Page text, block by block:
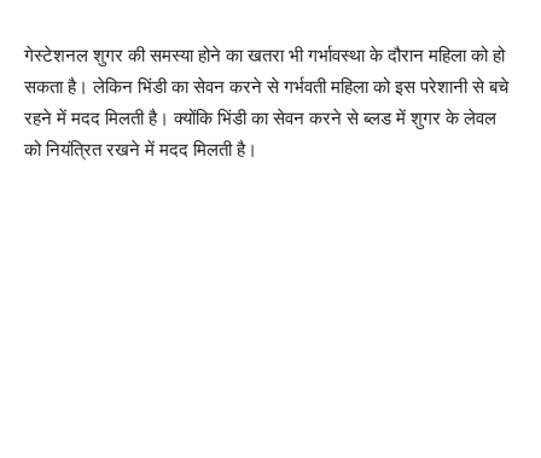
गेस्टेशनल शुगर की समस्या होने का खतरा भी गर्भावस्था के दौरान महिला को हो
सकता है। लेकिन भिंडी का सेवन करने से गर्भवती महिला को इस परेशानी से बचे
रहने में मदद मिलती है। क्योंकि भिंडी का सेवन करने से ब्लड में शुगर के लेवल
को नियंत्रित रखने में मदद मिलती है।